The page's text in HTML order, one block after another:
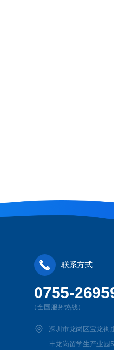
联系方式
0755-
（全国服务热线）
深圳市龙岗区宝龙街
丰龙岗留学生产业园